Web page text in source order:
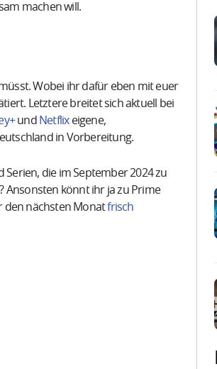
machen will.
Wobei ihr dafür eben mit euer
Letztere breitet sich aktuell bei
und Netflixeigene,
in Vorbereitung.
die im September 2024 zu
Ansonsten könnt ihr ja zu Prime
den nächsten Monatfrisch